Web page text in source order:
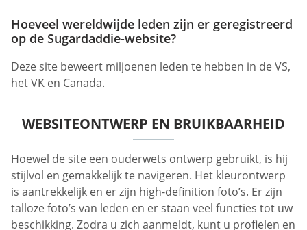
Hoeveel wereldwijde leden zijn er geregistreerd
op de Sugardaddie-website?
Deze site beweert miljoenen leden te hebben in de VS,
het VK en Canada.
WEBSITEONTWERP EN BRUIKBAARHEID
Hoewel de site een ouderwets ontwerp gebruikt, is hij
stijlvol en gemakkelijk te navigeren. Het kleurontwerp
is aantrekkelijk en er zijn high-definition foto’s. Er zijn
talloze foto’s van leden en er staan veel functies tot uw
beschikking. Zodra u zich aanmeldt, kunt u profielen en